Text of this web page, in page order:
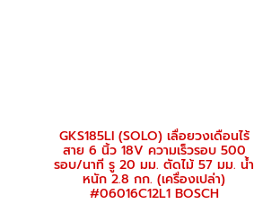
GKS185LI (SOLO) เลื่อยวงเดือนไร้
สาย 6 นิ้ว 18V ความเร็วรอบ 500
รอบ/นาที รู 20 มม. ตัดไม้ 57 มม. น้ำ
หนัก 2.8 กก. (เครื่องเปล่า)
#06016C12L1 BOSCH